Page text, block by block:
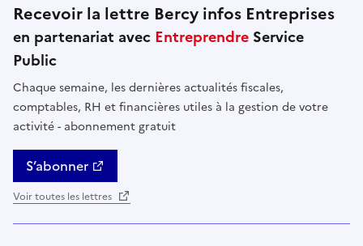
Recevoir la lettre Bercy infos Entreprises
en partenariat avec Entreprendre Service
Public
Chaque semaine, les dernières actualités fiscales,
comptables, RH et financières utiles à la gestion de votre
activité - abonnement gratuit
S’abonner
Voir toutes les lettres